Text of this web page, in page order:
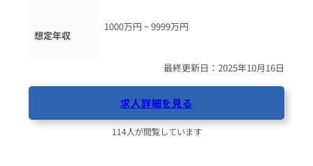
想定年収
1000万円 ~ 9999万円
最終更新日：2025年10月16日
求人詳細を見る
114人が閲覧しています